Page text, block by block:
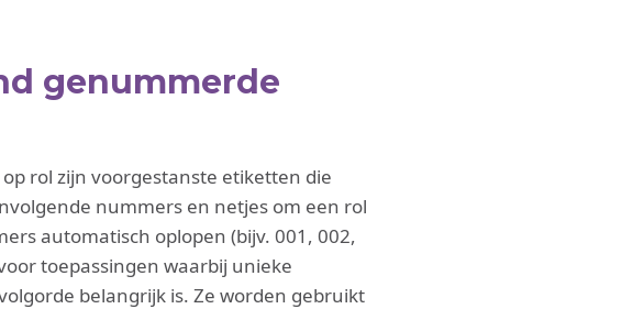
genummerde
rol zijn voorgestanste etiketten die
nummers en netjes om een rol
automatisch oplopen (bijv. 001, 002,
toepassingen waarbij unieke
belangrijk is. Ze worden gebruikt